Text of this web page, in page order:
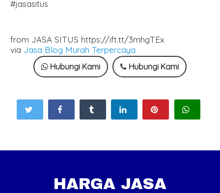
#jasasitus
from JASA SITUS https://ift.tt/3mhgTEx
via Jasa Blog Murah Terpercaya
Hubungi Kami Hubungi Kami
HARGA JASA